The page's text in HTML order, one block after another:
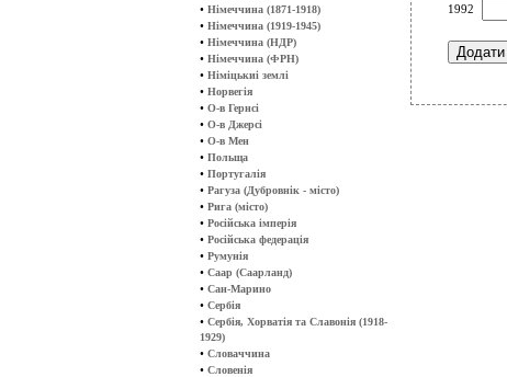
• Німеччина (1871-1918)
• Німеччина (1919-1945)
• Німеччина (НДР)
• Німеччина (ФРН)
• Німіцькиі землі
• Норвегія
• О-в Гернсі
• О-в Джерсі
• О-в Мен
• Польща
• Португалія
• Рагуза (Дубровнік - місто)
• Рига (місто)
• Російська імперія
• Російська федерація
• Румунія
• Саар (Саарланд)
• Сан-Марино
• Сербія
• Сербія, Хорватія та Славонія (1918-
1929)
• Словаччина
• Словенія
1992